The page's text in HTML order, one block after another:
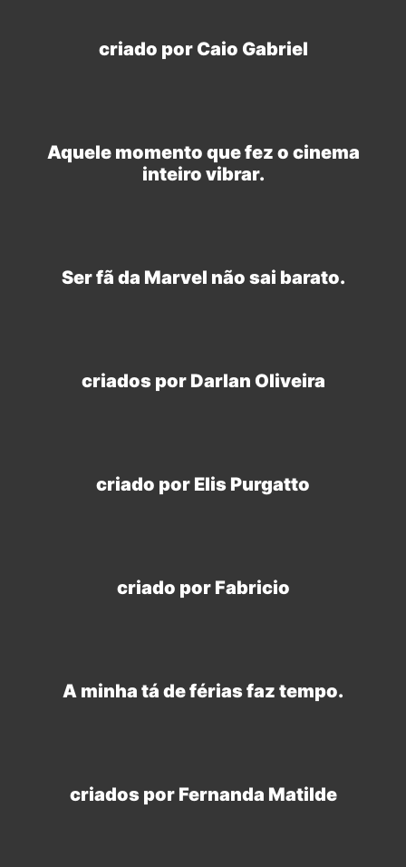
criado por Caio Gabriel
Aquele momento que fez o cinema
inteiro vibrar.
Ser fã da Marvel não sai barato.
criados por Darlan Oliveira
criado por Elis Purgatto
criado por Fabricio
A minha tá de férias faz tempo.
criados por Fernanda Matilde